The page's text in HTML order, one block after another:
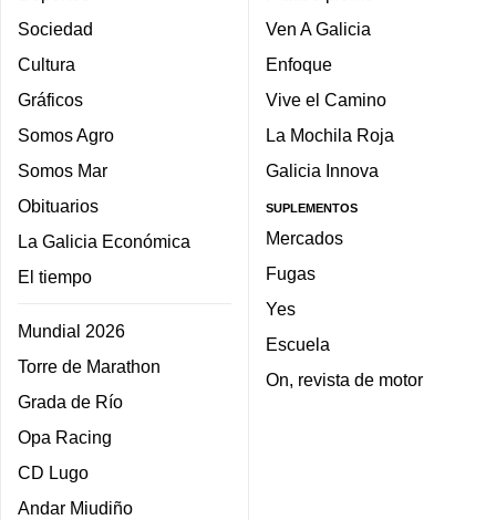
Sociedad
Cultura
Gráficos
Somos Agro
Somos Mar
Obituarios
La Galicia Económica
El tiempo
Mundial 2026
Torre de Marathon
Grada de Río
Opa Racing
CD Lugo
Andar Miudiño
Ven A Galicia
Enfoque
Vive el Camino
La Mochila Roja
Galicia Innova
SUPLEMENTOS
Mercados
Fugas
Yes
Escuela
On, revista de motor